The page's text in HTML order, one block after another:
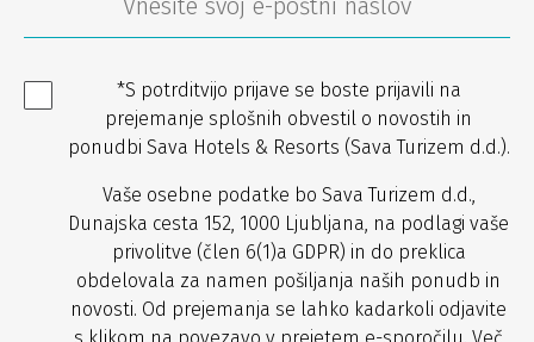
*S potrditvijo prijave se boste prijavili na
prejemanje splošnih obvestil o novostih in
ponudbi Sava Hotels & Resorts (Sava Turizem d.d.).
Vaše osebne podatke bo Sava Turizem d.d.,
Dunajska cesta 152, 1000 Ljubljana, na podlagi vaše
privolitve (člen 6(1)a GDPR) in do preklica
obdelovala za namen pošiljanja naših ponudb in
novosti. Od prejemanja se lahko kadarkoli odjavite